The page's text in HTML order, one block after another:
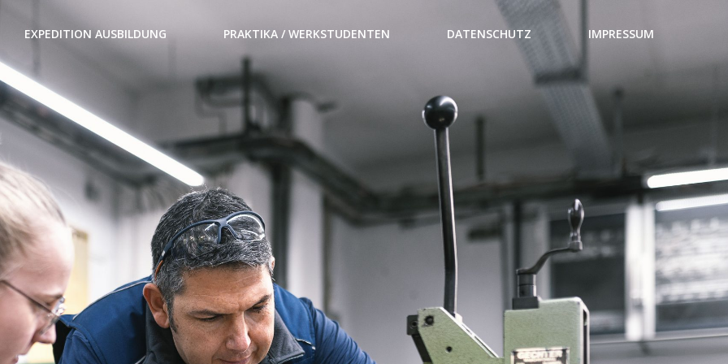
EXPEDITION AUSBILDUNG PRAKTIKA / WERKSTUDENTEN DATENSCHUTZ IMPRESSUM